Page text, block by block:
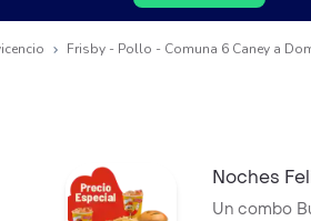
Frisby - Pollo - Comuna 6 Caney a
Noches
Un combo